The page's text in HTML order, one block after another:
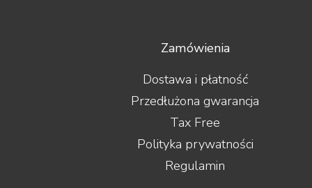
Zamówienia
Dostawa i płatność
Przedłużona gwarancja
Tax Free
Polityka prywatności
Regulamin